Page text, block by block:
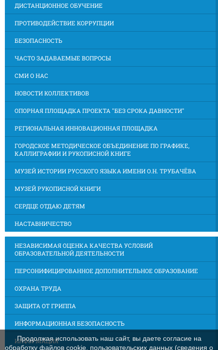
ДИСТАНЦИОННОЕ ОБУЧЕНИЕ
ПРОТИВОДЕЙСТВИЕ КОРРУПЦИИ
БЕЗОПАСНОСТЬ
ЧАСТО ЗАДАВАЕМЫЕ ВОПРОСЫ
СМИ О НАС
НОВОСТИ КОЛЛЕКТИВОВ
ОПОРНАЯ ПЛОЩАДКА ПРОЕКТА "БЕЗ СРОКА ДАВНОСТИ"
РЕГИОНАЛЬНАЯ ИННОВАЦИОННАЯ ПЛОЩАДКА
ГОРОДСКОЕ МЕТОДИЧЕСКОЕ ОБЪЕДИНЕНИЕ ПО ГРАФИКЕ,
КАЛЛИГРАФИИ И РУКОПИСНОЙ КНИГЕ
МУЗЕЙ ИСТОРИИ РУССКОГО ЯЗЫКА ИМЕНИ О.Н. ТРУБАЧЁВА
МУЗЕЙ РУКОПИСНОЙ КНИГИ
СЕРДЦЕ ОТДАЮ ДЕТЯМ
НАСТАВНИЧЕСТВО
НЕЗАВИСИМАЯ ОЦЕНКА КАЧЕСТВА УСЛОВИЙ
ОБРАЗОВАТЕЛЬНОЙ ДЕЯТЕЛЬНОСТИ
ПЕРСОНИФИЦИРОВАННОЕ ДОПОЛНИТЕЛЬНОЕ ОБРАЗОВАНИЕ
ОХРАНА ТРУДА
ЗАЩИТА ОТ ГРИППА
ИНФОРМАЦИОННАЯ БЕЗОПАСНОСТЬ
ИНФОРМАЦИЯ
Продолжая использовать наш сайт, вы даете согласие на
обработку файлов cookie, пользовательских данных (сведения о